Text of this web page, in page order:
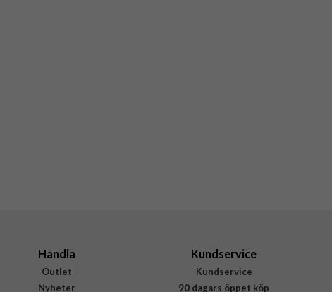
Handla
Outlet
Nyheter
Kundservice
Kundservice
90 dagars öppet köp